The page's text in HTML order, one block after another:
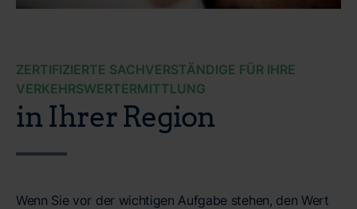
ZERTIFIZIERTE SACHVERSTÄNDIGE FÜR IHRE
VERKEHRSWERTERMITTLUNG
in Ihrer Region
Wenn Sie vor der wichtigen Aufgabe stehen, den Wert